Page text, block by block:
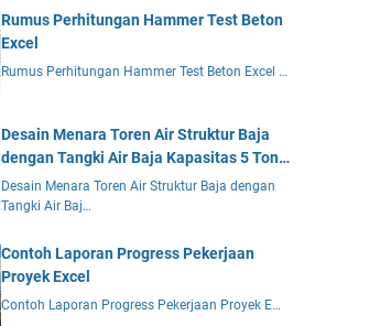
Rumus Perhitungan Hammer Test Beton
Excel
Rumus Perhitungan Hammer Test Beton Excel …
Desain Menara Toren Air Struktur Baja
dengan Tangki Air Baja Kapasitas 5 Ton
DWG
Desain Menara Toren Air Struktur Baja dengan
Tangki Air Baj…
Contoh Laporan Progress Pekerjaan
Proyek Excel
Contoh Laporan Progress Pekerjaan Proyek E…